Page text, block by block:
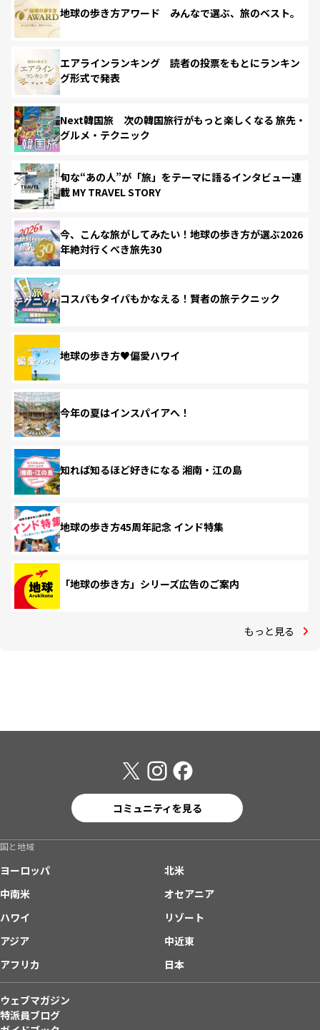
地球の歩き方アワード みんなで選ぶ、旅のベスト。
エアラインランキング 読者の投票をもとにランキン
グ形式で発表
Next韓国旅 次の韓国旅行がもっと楽しくなる 旅先・
グルメ・テクニック
旬な“あの人”が「旅」をテーマに語るインタビュー連
載 MY TRAVEL STORY
今、こんな旅がしてみたい！地球の歩き方が選ぶ2026
年絶対行くべき旅先30
コスパもタイパもかなえる！賢者の旅テクニック
地球の歩き方♥偏愛ハワイ
今年の夏はインスパイアへ！
知れば知るほど好きになる 湘南・江の島
地球の歩き方45周年記念 インド特集
「地球の歩き方」シリーズ広告のご案内
もっと見る
コミュニティを見る
国と地域
ヨーロッパ
北米
中南米
オセアニア
ハワイ
リゾート
アジア
中近東
アフリカ
日本
ウェブマガジン
特派員ブログ